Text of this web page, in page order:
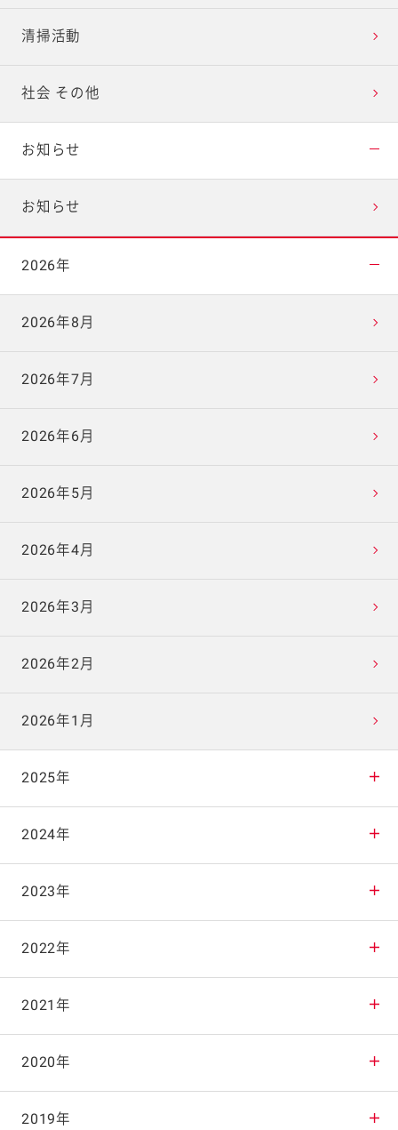
清掃活動
社会 その他
お知らせ
お知らせ
2026年
2026年8月
2026年7月
2026年6月
2026年5月
2026年4月
2026年3月
2026年2月
2026年1月
2025年
2025年12月
2025年11月
2025年10月
2025年9月
2025年8月
2025年7月
2024年
2024年12月
2024年11月
2024年10月
2024年9月
2024年8月
2023年
2023年12月
2023年11月
2023年10月
2023年9月
2022年
2022年12月
2022年11月
2022年10月
2021年
2021年12月
2021年11月
2020年
2020年12月
2019年